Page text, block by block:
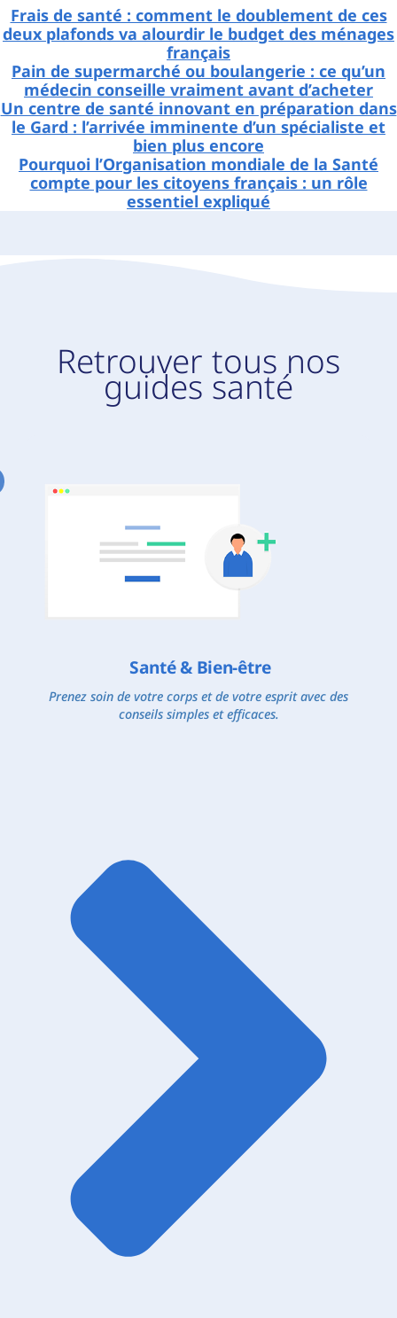
Frais de santé : comment le doublement de ces
deux plafonds va alourdir le budget des ménages
français
Pain de supermarché ou boulangerie : ce qu’un
médecin conseille vraiment avant d’acheter
Un centre de santé innovant en préparation dans
le Gard : l’arrivée imminente d’un spécialiste et
bien plus encore
Pourquoi l’Organisation mondiale de la Santé
compte pour les citoyens français : un rôle
essentiel expliqué
Retrouver tous nos
guides santé
Santé & Bien-être
Prenez soin de votre corps et de votre esprit avec des
conseils simples et efficaces.